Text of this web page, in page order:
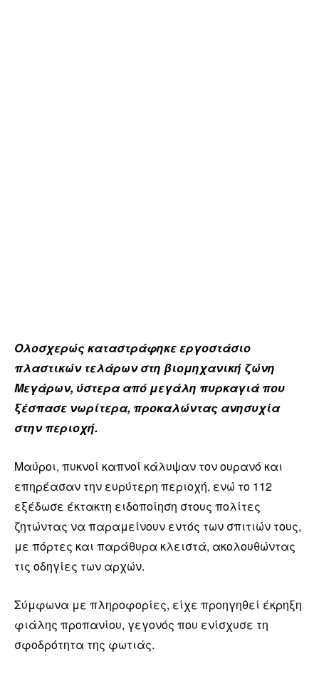
Ολοσχερώς καταστράφηκε εργοστάσιο
πλαστικών τελάρων στη βιομηχανική ζώνη
Μεγάρων, ύστερα από μεγάλη πυρκαγιά που
ξέσπασε νωρίτερα, προκαλώντας ανησυχία
στην περιοχή.
Μαύροι, πυκνοί καπνοί κάλυψαν τον ουρανό και
επηρέασαν την ευρύτερη περιοχή, ενώ το 112
εξέδωσε έκτακτη ειδοποίηση στους πολίτες
ζητώντας να παραμείνουν εντός των σπιτιών τους,
με πόρτες και παράθυρα κλειστά, ακολουθώντας
τις οδηγίες των αρχών.
Σύμφωνα με πληροφορίες, είχε προηγηθεί έκρηξη
φιάλης προπανίου, γεγονός που ενίσχυσε τη
σφοδρότητα της φωτιάς.